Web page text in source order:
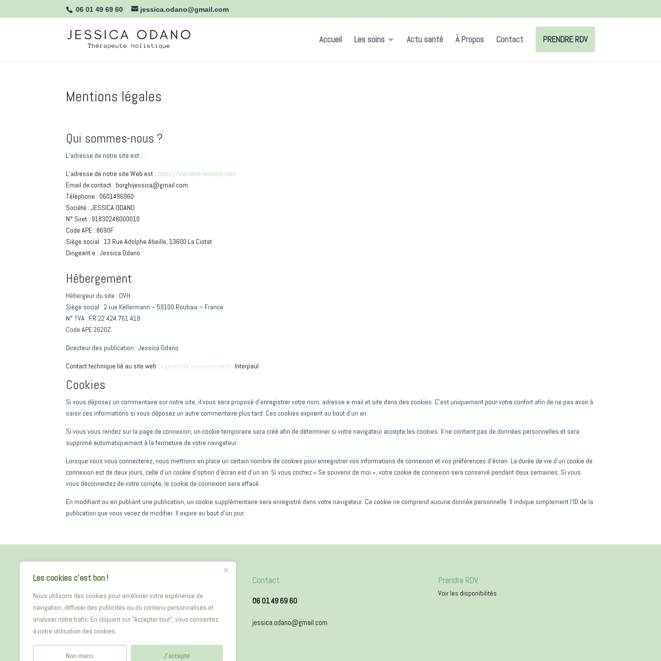
Les cookies c'est bon !
Nous utilisons des cookies pour améliorer votre expérience de
navigation, diffuser des publicités ou du contenu personnalisés et
analyser notre trafic. En cliquant sur "Accepter tout", vous consentez
à notre utilisation des cookies.
Non merci J'accepte
06 01 49 69 60 jessica.odano@gmail.com
Accueil Les soins Actu santé À Propos Contact PRENDRE RDV
Mentions légales
Qui sommes-nous ?
L’adresse de notre site est : .
L’adresse de notre site Web est : https://bienetre-laciotat.com
Email de contact : borghijessica@gmail.com
Téléphone : 0601496960
Société : JESSICA ODANO
N° Siret : 91830248000010
Code APE : 8690F
Siège social : 13 Rue Adolphe Abeille, 13600 La Ciotat
Dirigeant.e : Jessica Odano
Hébergement
Hébergeur du site : OVH
Siège social : 2 rue Kellermann – 59100 Roubaix – France
N° TVA : FR 22 424 761 419
Code APE 2620Z
Directeur des publication : Jessica Odano
Contact technique lié au site web :Agence de communication Interpaul
Cookies
Si vous déposez un commentaire sur notre site, il vous sera proposé d’enregistrer votre nom, adresse e-mail et site dans des cookies. C’est uniquement pour votre confort afin de ne pas avoir à
saisir ces informations si vous déposez un autre commentaire plus tard. Ces cookies expirent au bout d’un an.
Si vous vous rendez sur la page de connexion, un cookie temporaire sera créé afin de déterminer si votre navigateur accepte les cookies. Il ne contient pas de données personnelles et sera
supprimé automatiquement à la fermeture de votre navigateur.
Lorsque vous vous connecterez, nous mettrons en place un certain nombre de cookies pour enregistrer vos informations de connexion et vos préférences d’écran. La durée de vie d’un cookie de
connexion est de deux jours, celle d’un cookie d’option d’écran est d’un an. Si vous cochez « Se souvenir de moi », votre cookie de connexion sera conservé pendant deux semaines. Si vous
vous déconnectez de votre compte, le cookie de connexion sera effacé.
En modifiant ou en publiant une publication, un cookie supplémentaire sera enregistré dans votre navigateur. Ce cookie ne comprend aucune donnée personnelle. Il indique simplement l’ID de la
publication que vous venez de modifier. Il expire au bout d’un jour.
Adresse
13 Rue Adolphe Abeille
13600 La Ciotat
Contact
06 01 49 69 60
jessica.odano@gmail.com
Prendre RDV
Voir les disponibilités